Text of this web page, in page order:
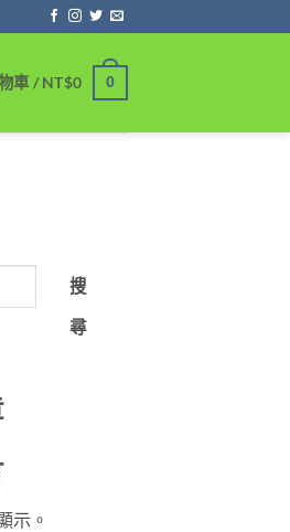
車 /NT$0 0
搜
尋
示。